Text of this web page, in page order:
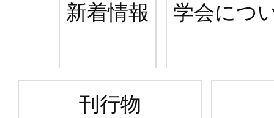
新着情報 学会につ
刊行物